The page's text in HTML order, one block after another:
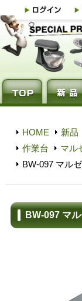
HOME 新品
作業台
マル
BW-097 マル
BW-097 マ